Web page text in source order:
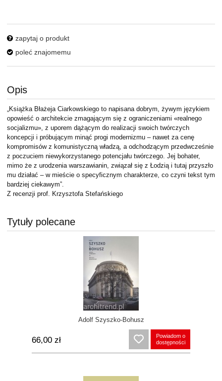
zapytaj o produkt
poleć znajomemu
Opis
„Książka Błażeja Ciarkowskiego to napisana dobrym, żywym językiem
opowieść o architekcie zmagającym się z ograniczeniami «realnego
socjalizmu», z uporem dążącym do realizacji swoich twórczych
koncepcji i próbującym minąć progi modernizmu – nawet za cenę
kompromisów z komunistyczną władzą, a odchodzącym przedwcześnie
z poczuciem niewykorzystanego potencjału twórczego. Jej bohater,
mimo że z urodzenia warszawianin, związał się z Łodzią i tutaj przyszło
mu działać – w mieście o specyficznym charakterze, co czyni tekst tym
bardziej ciekawym”.
Z recenzji prof. Krzysztofa Stefańskiego
Tytuły polecane
Adolf Szyszko-Bohusz
66,00 zł
Powiadom o
dostępności